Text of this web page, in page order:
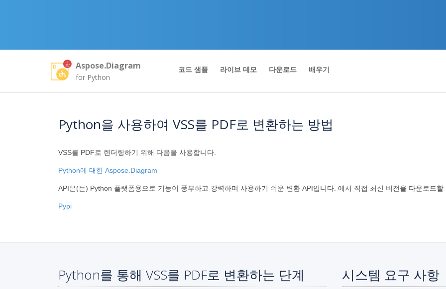
Aspose.Diagram
for Python
코드 샘플 라이브 데모 다운로드 배우기
Python을 사용하여 VSS를 PDF로 변환하는 방법
VSS를 PDF로 렌더링하기 위해 다음을 사용합니다.
Python에 대한 Aspose.Diagram
API은(는) Python 플랫폼용으로 기능이 풍부하고 강력하며 사용하기 쉬운 변환 API입니다. 에서 직접 최신 버전을 다운로드할
Pypi
Python를 통해 VSS를 PDF로 변환하는 단계 시스템 요구 사항